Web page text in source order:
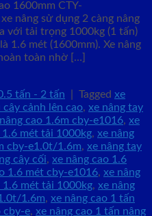
1600mm CTY-
nâng sử dụng 2 càng nâng
với tải trọng 1000kg (1 tấn)
1.6 mét (1600mm). Xe nâng
toàn nhờ […]
tấn - 2 tấn Tagged xe
cây cảnh lên cao, xe nâng tay
cao 1.6m cby-e1016, xe
1.6 mét tải 1000kg, xe nâng
cby-e1.0t/1.6m, xe nâng tay
cây cối, xe nâng cao 1.6
1.6 mét cby-e1016, xe nâng
1.6 mét tải 1000kg, xe nâng
1.6m, xe nâng cao 1 tấn
cby-e, xe nâng cao 1 tấn nâng